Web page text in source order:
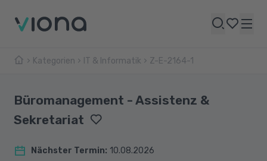
Kategorien IT & Informatik Z-E-2164-1
Büromanagement - Assistenz &
Sekretariat
Nächster Termin: 10.08.2026